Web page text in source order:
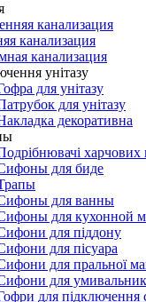
канализация
канализация
канализация
унітазу
для унітазу
для унітазу
декоративна
харчових
для биде
для ванны
для кухонной
для піддону
для пісуара
для пральної
для
для підключення